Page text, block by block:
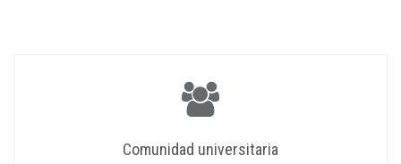
Comunidad universitaria